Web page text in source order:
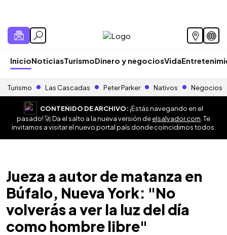
InicioNoticiasTurismoDinero y negociosVida
Turismo Las Cascadas Peter Parker Nativos Negocios
CONTENIDO DE ARCHIVO:¡Estás navegando en el
pasado! 🚀 Da el salto a la nueva versión deelsalvador.com . Te
invitamos a visitar el nuevo portal país donde coincidimos todos.
Jueza a autor de matanza en
Búfalo, Nueva York: "No
volverás a ver la luz del día
como hombre libre"